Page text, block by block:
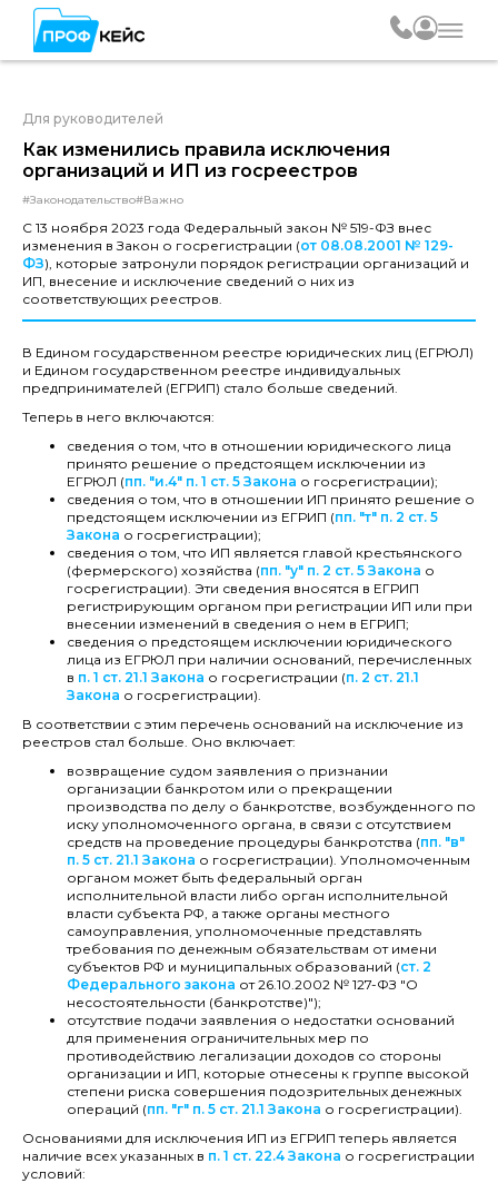
Для руководителей
Как изменились правила исключения
организаций и ИП из госреестров
#Законодательство#Важно
С 13 ноября 2023 года Федеральный закон № 519-ФЗ внес
изменения в Закон о госрегистрации (от 08.08.2001 № 129-
ФЗ), которые затронули порядок регистрации организаций и
ИП, внесение и исключение сведений о них из
соответствующих реестров.
В Едином государственном реестре юридических лиц (ЕГРЮЛ)
и Едином государственном реестре индивидуальных
предпринимателей (ЕГРИП) стало больше сведений.
Теперь в него включаются:
сведения о том, что в отношении юридического лица
принято решение о предстоящем исключении из
ЕГРЮЛ (пп. "и.4" п. 1 ст. 5 Закона о госрегистрации);
сведения о том, что в отношении ИП принято решение о
предстоящем исключении из ЕГРИП (пп. "т" п. 2 ст. 5
Закона о госрегистрации);
сведения о том, что ИП является главой крестьянского
(фермерского) хозяйства (пп. "у" п. 2 ст. 5 Закона о
госрегистрации). Эти сведения вносятся в ЕГРИП
регистрирующим органом при регистрации ИП или при
внесении изменений в сведения о нем в ЕГРИП;
сведения о предстоящем исключении юридического
лица из ЕГРЮЛ при наличии оснований, перечисленных
в п. 1 ст. 21.1 Закона о госрегистрации (п. 2 ст. 21.1
Закона о госрегистрации).
В соответствии с этим перечень оснований на исключение из
реестров стал больше. Оно включает:
возвращение судом заявления о признании
организации банкротом или о прекращении
производства по делу о банкротстве, возбужденного по
иску уполномоченного органа, в связи с отсутствием
средств на проведение процедуры банкротства (пп. "в"
п. 5 ст. 21.1 Закона о госрегистрации). Уполномоченным
органом может быть федеральный орган
исполнительной власти либо орган исполнительной
власти субъекта РФ, а также органы местного
самоуправления, уполномоченные представлять
требования по денежным обязательствам от имени
субъектов РФ и муниципальных образований (ст. 2
Федерального закона от 26.10.2002 № 127-ФЗ "О
несостоятельности (банкротстве)");
отсутствие подачи заявления о недостатки оснований
для применения ограничительных мер по
противодействию легализации доходов со стороны
организации и ИП, которые отнесены к группе высокой
степени риска совершения подозрительных денежных
операций (пп. "г" п. 5 ст. 21.1 Закона о госрегистрации).
Основаниями для исключения ИП из ЕГРИП теперь является
наличие всех указанных в п. 1 ст. 22.4 Закона о госрегистрации
условий: